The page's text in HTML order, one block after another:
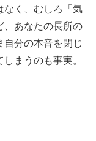
なく、むしろ「気
、あなたの長所の
分の本音を閉じ
まうのも事実。